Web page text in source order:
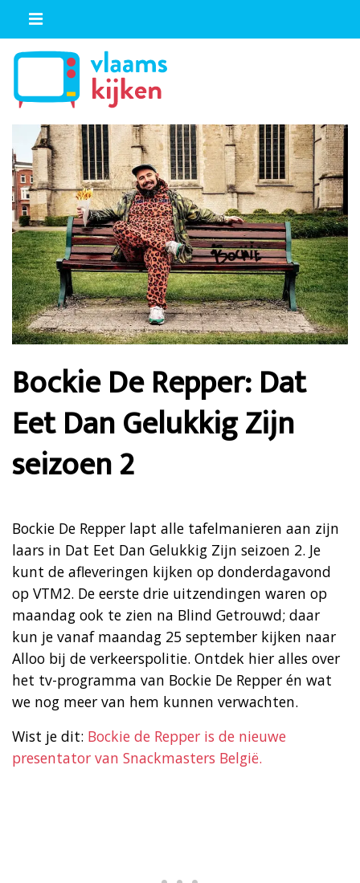
Bockie De Repper: Dat
Eet Dan Gelukkig Zijn
seizoen 2
Bockie De Repper lapt alle tafelmanieren aan zijn
laars in Dat Eet Dan Gelukkig Zijn seizoen 2. Je
kunt de afleveringen kijken op donderdagavond
op VTM2. De eerste drie uitzendingen waren op
maandag ook te zien na Blind Getrouwd; daar
kun je vanaf maandag 25 september kijken naar
Alloo bij de verkeerspolitie. Ontdek hier alles over
het tv-programma van Bockie De Repper én wat
we nog meer van hem kunnen verwachten.
Wist je dit: Bockie de Repper is de nieuwe
presentator van Snackmasters België.